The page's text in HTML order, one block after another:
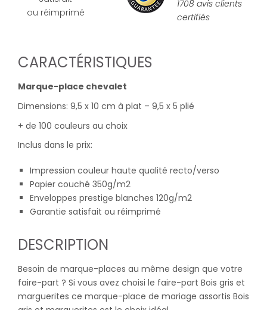
ou réimprimé
1708 avis clients
certifiés
CARACTÉRISTIQUES
Marque-place chevalet
Dimensions: 9,5 x 10 cm à plat – 9,5 x 5 plié
+ de 100 couleurs au choix
Inclus dans le prix:
Impression couleur haute qualité recto/verso
Papier couché 350g/m2
Enveloppes prestige blanches 120g/m2
Garantie satisfait ou réimprimé
DESCRIPTION
Besoin de marque-places au même design que votre
faire-part ? Si vous avez choisi le faire-part Bois gris et
marguerites ce marque-place de mariage assortis Bois